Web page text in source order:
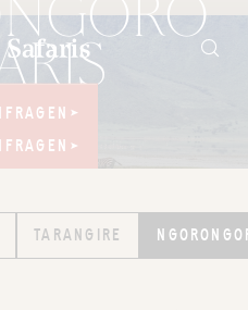
TARANGIRE
TARANGIRE